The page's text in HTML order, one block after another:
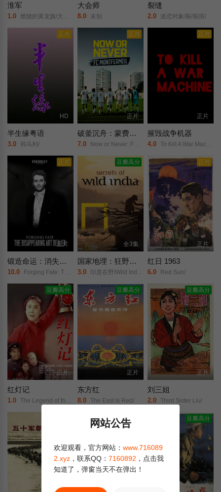
淮军
1.0 燃烧的黄龙旗/大清淮军/凤凰大视野-大清淮军/
大会师
8.0 未知
裂缝
2.0 迷恋对象/裂/裂痕/
正片
HD
半生缘粤语
3.0 韩马利/
正片
正片
破釜沉舟：蒙费梅伊足球队
7.0 Now or Never: FC Montfermeil/
正片
正片
摧毁战争机器
4.0 To Kill A War Machine/
正片
正片
锻造命运：消失的艺术品经销商
10.0 Forging Fate: The Disappearing Art Dealer/
豆瓣高分
全3集
国家地理：狂野印度
3.0 印度在野/Wild India/
正片
正片
红日 1963
6.0 Red Sun/
豆瓣高分
正片
红灯记
1.0 The Legend of the Red Lantern/
豆瓣高分
正片
东方红
8.0 The East Is Red/
豆瓣高分
正片
刘三姐
2.0 Third Sister Liu/
正片 豆瓣高分
网站公告
欢迎观看，官方网站： www.716089
2.xyz ，联系QQ： 7160892 ，点击我
知道了，弹窗当天不在弹出！